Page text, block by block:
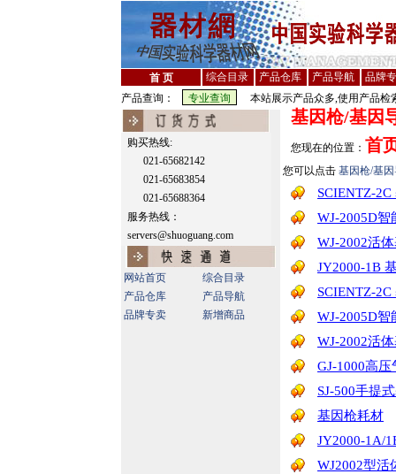
首 页 综合目录 产品仓库 产品导航
品牌
产品查询：
本站展示产品众多,使用产品检
购买热线:
021-65682142
021-65683854
021-65688364
服务热线：
servers@shuoguang.com
网站首页
综合目录
产品仓库
产品导航
品牌专卖
新增商品
基因枪/基因
您现在的位置： 首
您可以点击 基因枪/基
SCIENTZ-
WJ-2005D智
WJ-2002活
JY2000-1B
SCIENTZ-
WJ-2005D智
WJ-2002活
GJ-1000高
SJ-500手提
基因枪耗材
JY2000-1A/
WJ2002型活